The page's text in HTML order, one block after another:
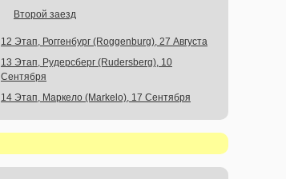
Второй заезд
12 Этап, Роггенбург (Roggenburg), 27 Августа
13 Этап, Рудерсберг (Rudersberg), 10
Сентября
14 Этап, Маркело (Markelo), 17 Сентября